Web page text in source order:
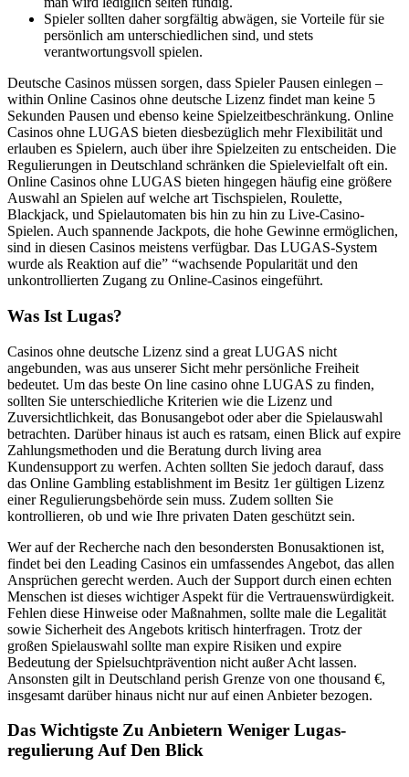
Spieler sollten daher sorgfältig abwägen, sie Vorteile für sie
persönlich am unterschiedlichen sind, und stets
verantwortungsvoll spielen.
Deutsche Casinos müssen sorgen, dass Spieler Pausen einlegen –
within Online Casinos ohne deutsche Lizenz findet man keine 5
Sekunden Pausen und ebenso keine Spielzeitbeschränkung. Online
Casinos ohne LUGAS bieten diesbezüglich mehr Flexibilität und
erlauben es Spielern, auch über ihre Spielzeiten zu entscheiden. Die
Regulierungen in Deutschland schränken die Spielevielfalt oft ein.
Online Casinos ohne LUGAS bieten hingegen häufig eine größere
Auswahl an Spielen auf welche art Tischspielen, Roulette,
Blackjack, und Spielautomaten bis hin zu hin zu Live-Casino-
Spielen. Auch spannende Jackpots, die hohe Gewinne ermöglichen,
sind in diesen Casinos meistens verfügbar. Das LUGAS-System
wurde als Reaktion auf die” “wachsende Popularität und den
unkontrollierten Zugang zu Online-Casinos eingeführt.
Was Ist Lugas?
Casinos ohne deutsche Lizenz sind a great LUGAS nicht
angebunden, was aus unserer Sicht mehr persönliche Freiheit
bedeutet. Um das beste On line casino ohne LUGAS zu finden,
sollten Sie unterschiedliche Kriterien wie die Lizenz und
Zuversichtlichkeit, das Bonusangebot oder aber die Spielauswahl
betrachten. Darüber hinaus ist auch es ratsam, einen Blick auf expire
Zahlungsmethoden und die Beratung durch living area
Kundensupport zu werfen. Achten sollten Sie jedoch darauf, dass
das Online Gambling establishment im Besitz 1er gültigen Lizenz
einer Regulierungsbehörde sein muss. Zudem sollten Sie
kontrollieren, ob und wie Ihre privaten Daten geschützt sein.
Wer auf der Recherche nach den besondersten Bonusaktionen ist,
findet bei den Leading Casinos ein umfassendes Angebot, das allen
Ansprüchen gerecht werden. Auch der Support durch einen echten
Menschen ist dieses wichtiger Aspekt für die Vertrauenswürdigkeit.
Fehlen diese Hinweise oder Maßnahmen, sollte male die Legalität
sowie Sicherheit des Angebots kritisch hinterfragen. Trotz der
großen Spielauswahl sollte man expire Risiken und expire
Bedeutung der Spielsuchtprävention nicht außer Acht lassen.
Ansonsten gilt in Deutschland perish Grenze von one thousand €,
insgesamt darüber hinaus nicht nur auf einen Anbieter bezogen.
Das Wichtigste Zu Anbietern Weniger Lugas-
regulierung Auf Den Blick